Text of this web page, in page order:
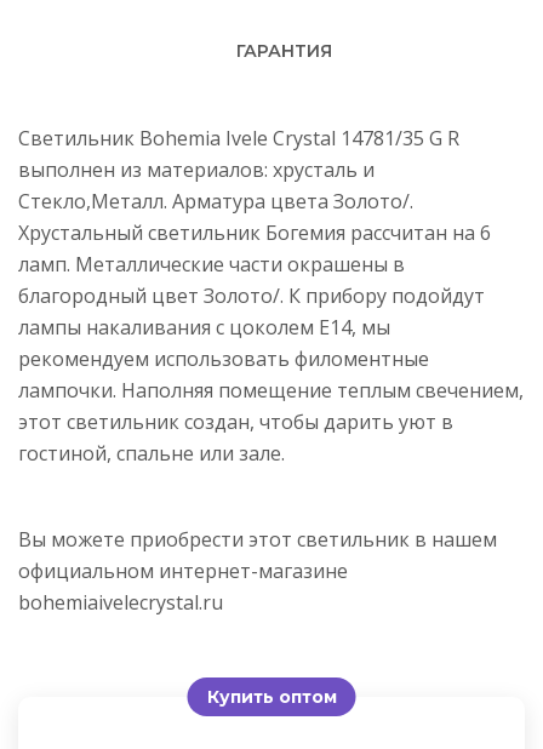
ГАРАНТИЯ
Светильник Bohemia Ivele Crystal 14781/35 G R
выполнен из материалов: хрусталь и
Стекло,Металл. Арматура цвета Золото/.
Хрустальный светильник Богемия рассчитан на 6
ламп. Металлические части окрашены в
благородный цвет Золото/. К прибору подойдут
лампы накаливания с цоколем E14, мы
рекомендуем использовать филоментные
лампочки. Наполняя помещение теплым свечением,
этот светильник создан, чтобы дарить уют в
гостиной, спальне или зале.
Вы можете приобрести этот светильник в нашем
официальном интернет-магазине
bohemiaivelecrystal.ru
Купить оптом